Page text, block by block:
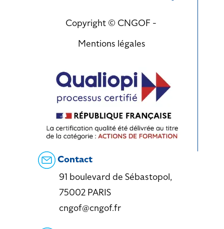
Copyright © CNGOF -
Mentions légales
Contact
91 boulevard de Sébastopol,
75002 PARIS
cngof@cngof.fr